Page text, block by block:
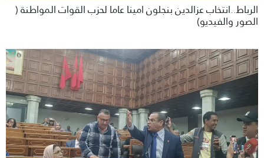
الرباط..انتخاب عزالدين بنجلون امينا عاما لحزب القوات المواطنة (
الصور والفيديو)